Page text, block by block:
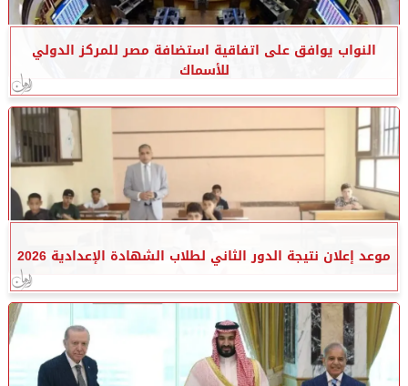
النواب يوافق على اتفاقية استضافة مصر للمركز الدولي
للأسماك
موعد إعلان نتيجة الدور الثاني لطلاب الشهادة الإعدادية 2026